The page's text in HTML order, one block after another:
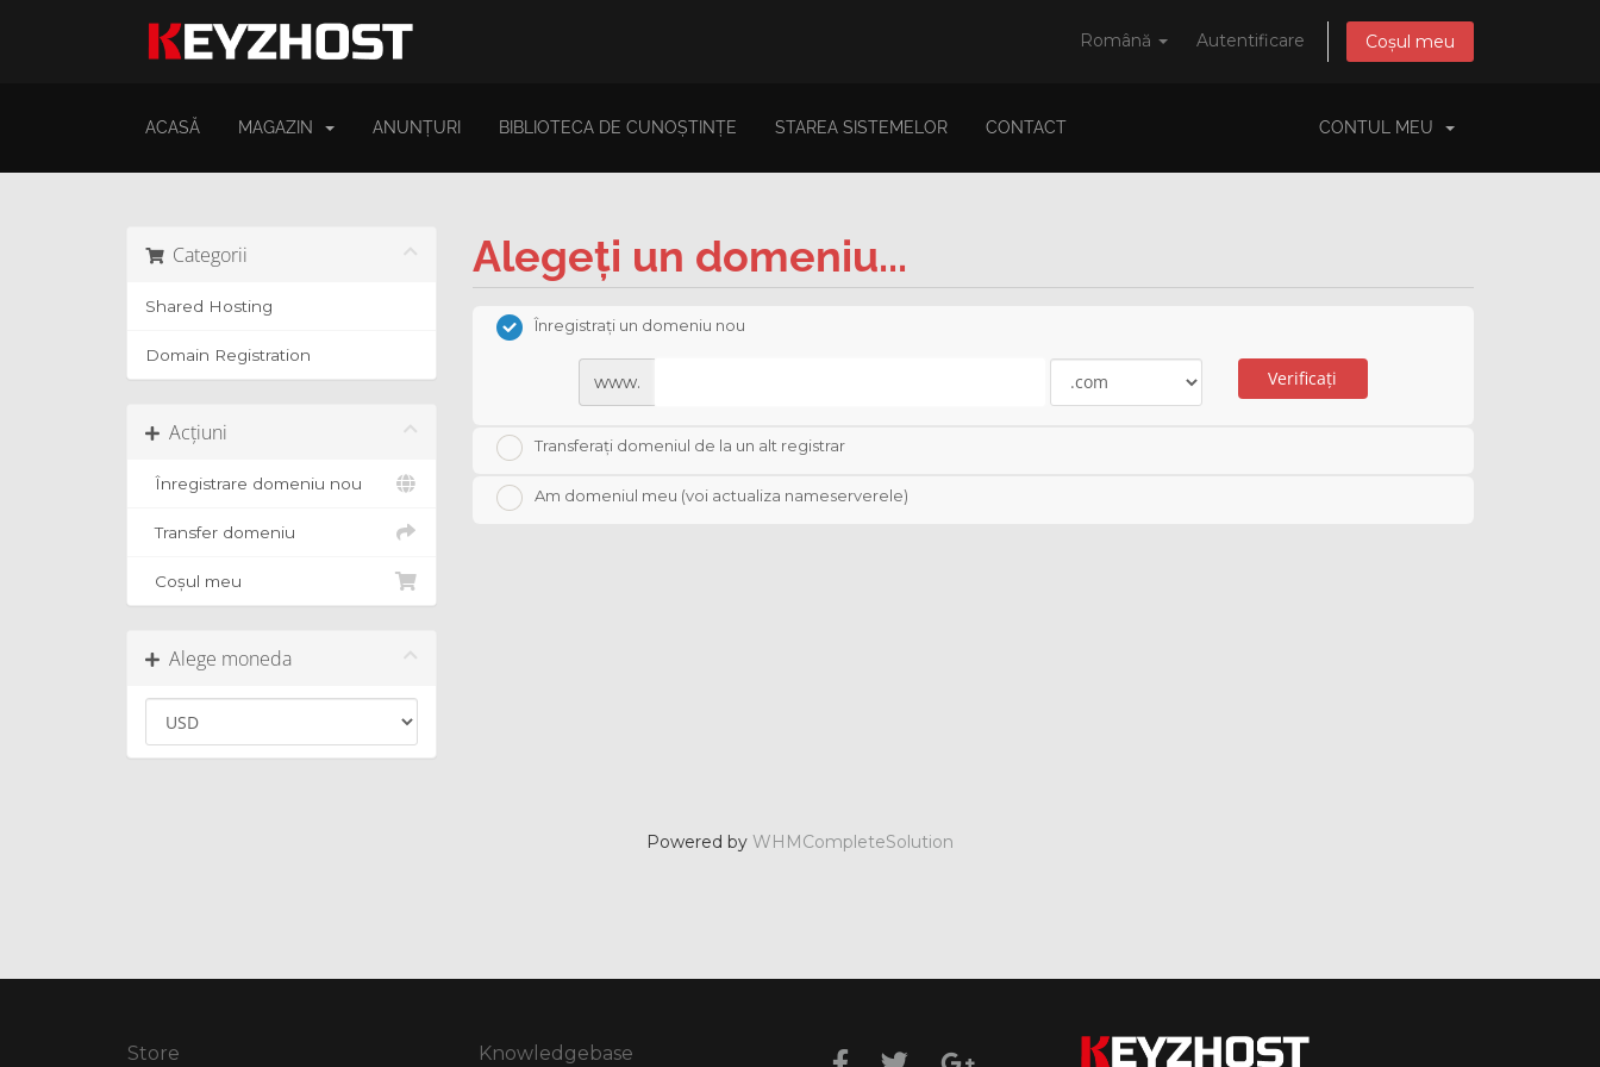
Română Autentificare Coșul meu
ACASĂ MAGAZIN ANUNȚURI BIBLIOTECA DE CUNOȘTINȚE STAREA SISTEMELOR CONTACT CONTUL MEU
Categorii
Shared Hosting
Domain Registration
Acțiuni
Înregistrare domeniu nou
Transfer domeniu
Coșul meu
Alege moneda
Alegeți un domeniu...
Înregistrați un domeniu nou
www. Verificați
Transferați domeniul de la un alt registrar
Am domeniul meu (voi actualiza nameserverele)
Powered by WHMCompleteSolution
Store Knowledgebase